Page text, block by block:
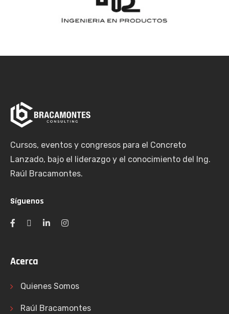
Cursos, eventos y congresos para el Concreto
Lanzado, bajo el liderazgo y el conocimiento del Ing.
Raúl Bracamontes.
Síguenos
Acerca
Quienes Somos
Raúl Bracamontes